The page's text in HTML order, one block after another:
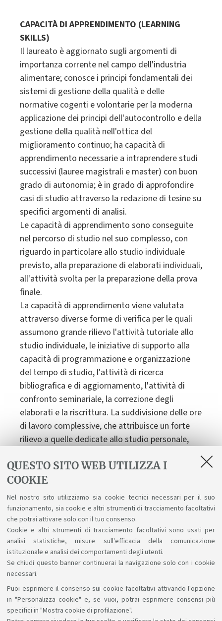
QUESTO SITO WEB UTILIZZA I
COOKIE
Nel nostro sito utilizziamo sia cookie tecnici necessari per il suo
funzionamento, sia cookie e altri strumenti di tracciamento facoltativi
che potrai attivare solo con il tuo consenso.
Cookie e altri strumenti di tracciamento facoltativi sono usati per
analisi statistiche, misure sull'efficacia della comunicazione
istituzionale e analisi dei comportamenti degli utenti.
Se chiudi questo banner continuerai la navigazione solo con i cookie
necessari.
Puoi esprimere il consenso sui cookie facoltativi attivando l'opzione
in "Personalizza cookie" e, se vuoi, potrai esprimere consensi più
specifici in "Mostra cookie di profilazione".
CAPACITÀ DI APPRENDIMENTO (LEARNING
SKILLS)
Il laureato è aggiornato sugli argomenti di
importanza corrente nel campo dell'industria
alimentare; conosce i principi fondamentali dei
sistemi di gestione della qualità e delle
normative cogenti e volontarie per la moderna
applicazione dei principi dell'autocontrollo e della
gestione della qualità nell'ottica del
miglioramento continuo; ha capacità di
apprendimento necessarie a intraprendere studi
successivi (lauree magistrali e master) con buon
grado di autonomia; è in grado di approfondire
casi di studio attraverso la redazione di tesine su
specifici argomenti di analisi.
Le capacità di apprendimento sono conseguite
nel percorso di studio nel suo complesso, con
riguardo in particolare allo studio individuale
previsto, alla preparazione di elaborati individuali,
all'attività svolta per la preparazione della prova
finale.
La capacità di apprendimento viene valutata
attraverso diverse forme di verifica per le quali
assumono grande rilievo l'attività tutoriale allo
studio individuale, le iniziative di supporto alla
capacità di programmazione e organizzazione
del tempo di studio, l'attività di ricerca
bibliografica e di aggiornamento, l'attività di
confronto seminariale, la correzione degli
elaborati e la riscrittura. La suddivisione delle ore
di lavoro complessive, che attribuisce un forte
rilievo a quelle dedicate allo studio personale,
migliorare continuamente la propria capacità di
apprendimento. Anche l'elaborato per la prova
finale contribuisce al raggiungimento di questa
abilità, prevedendo che lo studente si misuri e
comprenda informazioni nuove, non
necessariamente fornite dal docente relatore.
Sosteniamo il diritto alla conoscenza
Seguici su: